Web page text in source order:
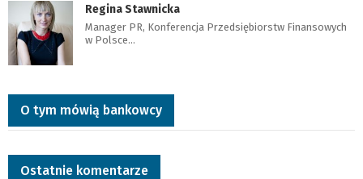
Regina Stawnicka
Manager PR, Konferencja Przedsiębiorstw Finansowych
w Polsce…
O tym mówią bankowcy
Ostatnie komentarze